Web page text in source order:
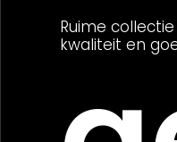
Ruime
kwaliteit en